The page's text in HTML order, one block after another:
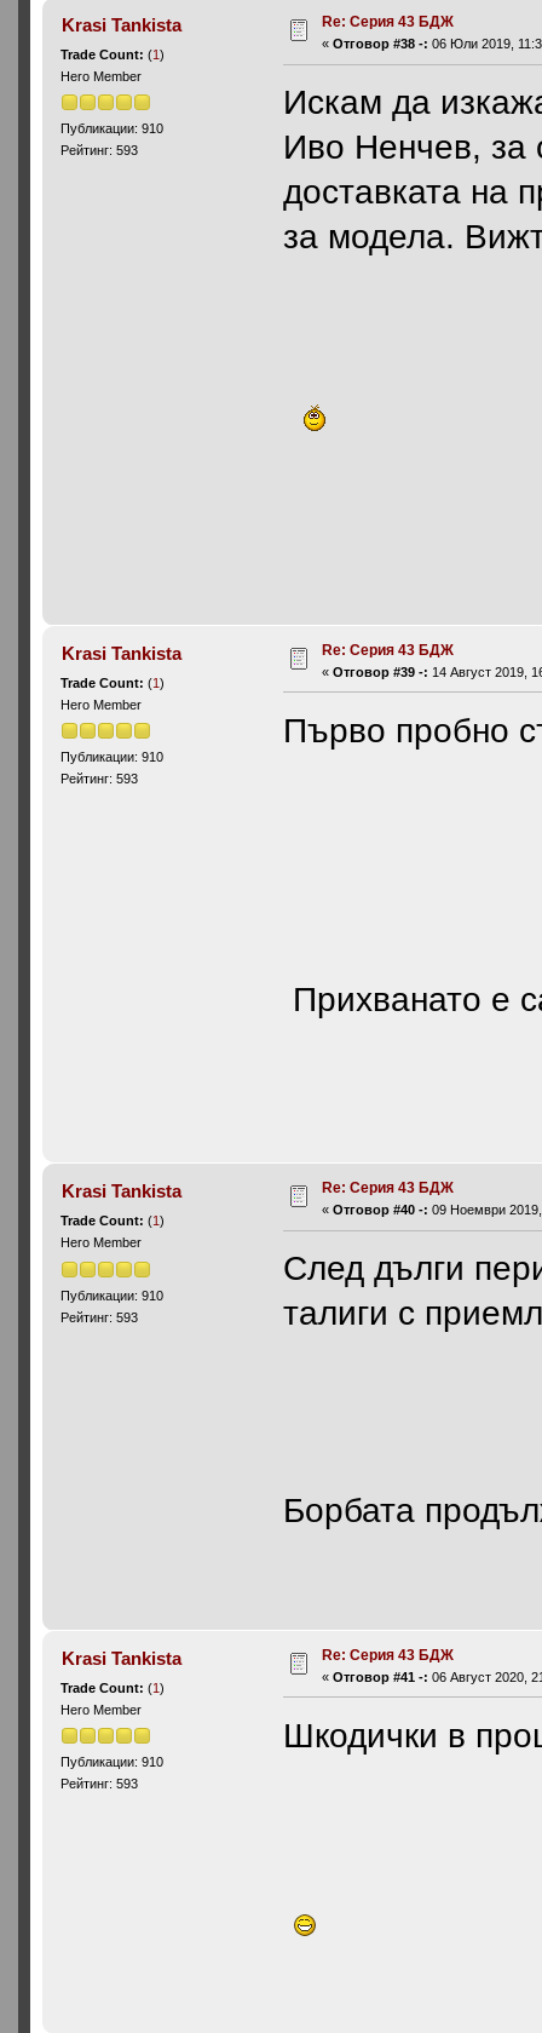
Krasi Tankista
Trade Count:(1)
Hero Member
Публикации: 910
Рейтинг: 593
Re: Серия 43 БДЖ
«Отговор #38 -: 06 Юли 2019,
Искам да
Иво Ненчев, за
доставката на
за модела.
Krasi Tankista
Trade Count:(1)
Hero Member
Публикации: 910
Рейтинг: 593
Re: Серия 43 БДЖ
«Отговор #39 -: 14 Август 2019,
Първо пробно
Прихванато е
Krasi Tankista
Trade Count:(1)
Hero Member
Публикации: 910
Рейтинг: 593
Re: Серия 43 БДЖ
«Отговор #40 -: 09 Ноември
След дълги
талиги с
Борбата
Krasi Tankista
Trade Count:(1)
Hero Member
Публикации: 910
Рейтинг: 593
Re: Серия 43 БДЖ
«Отговор #41 -: 06 Август 2020,
Шкодички в